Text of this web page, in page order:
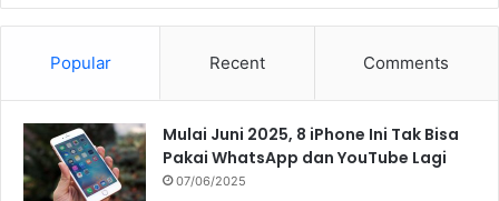
Popular Recent Comments
Mulai Juni 2025, 8 iPhone Ini Tak Bisa
Pakai WhatsApp dan YouTube Lagi
07/06/2025